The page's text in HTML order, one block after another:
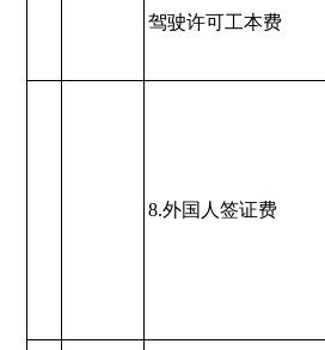
驾驶许可工本费
8.外国人签证费